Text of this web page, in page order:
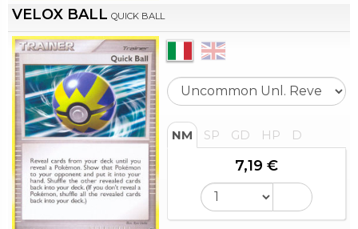
VELOX BALL QUICK BALL
NM SP GD HP D
7,19 €